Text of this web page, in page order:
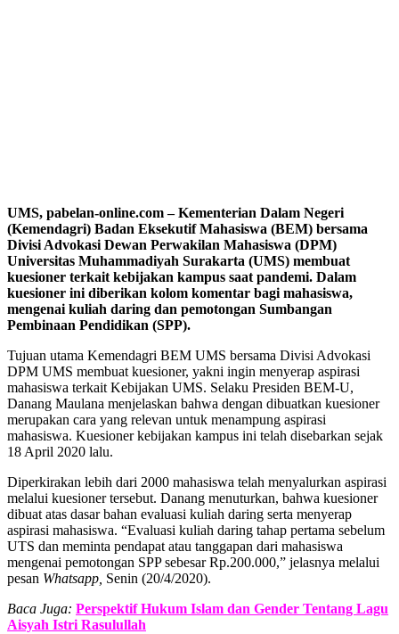
UMS, pabelan-online.com – Kementerian Dalam Negeri
(Kemendagri) Badan Eksekutif Mahasiswa (BEM) bersama
Divisi Advokasi Dewan Perwakilan Mahasiswa (DPM)
Universitas Muhammadiyah Surakarta (UMS) membuat
kuesioner terkait kebijakan kampus saat pandemi. Dalam
kuesioner ini diberikan kolom komentar bagi mahasiswa,
mengenai kuliah daring dan pemotongan Sumbangan
Pembinaan Pendidikan (SPP).
Tujuan utama Kemendagri BEM UMS bersama Divisi Advokasi
DPM UMS membuat kuesioner, yakni ingin menyerap aspirasi
mahasiswa terkait Kebijakan UMS. Selaku Presiden BEM-U,
Danang Maulana menjelaskan bahwa dengan dibuatkan kuesioner
merupakan cara yang relevan untuk menampung aspirasi
mahasiswa. Kuesioner kebijakan kampus ini telah disebarkan sejak
18 April 2020 lalu.
Diperkirakan lebih dari 2000 mahasiswa telah menyalurkan aspirasi
melalui kuesioner tersebut. Danang menuturkan, bahwa kuesioner
dibuat atas dasar bahan evaluasi kuliah daring serta menyerap
aspirasi mahasiswa. “Evaluasi kuliah daring tahap pertama sebelum
UTS dan meminta pendapat atau tanggapan dari mahasiswa
mengenai pemotongan SPP sebesar Rp.200.000,” jelasnya melalui
pesan Whatsapp, Senin (20/4/2020).
Baca Juga: Perspektif Hukum Islam dan Gender Tentang Lagu
Aisyah Istri Rasulullah